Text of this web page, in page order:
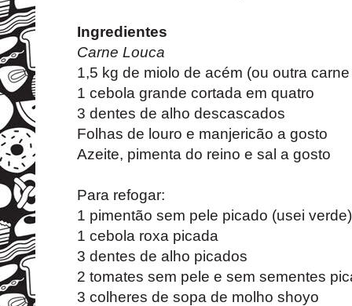
Ingredientes
Carne Louca
1,5 kg de miolo de acém (ou outra
1 cebola grande cortada em quatro
3 dentes de alho descascados
Folhas de louro e manjericão a gosto
Azeite, pimenta do reino e sal a gosto
Para refogar:
1 pimentão sem pele picado (usei verde)
1 cebola roxa picada
3 dentes de alho picados
2 tomates sem pele e sem sementes
3 colheres de sopa de molho shoyo